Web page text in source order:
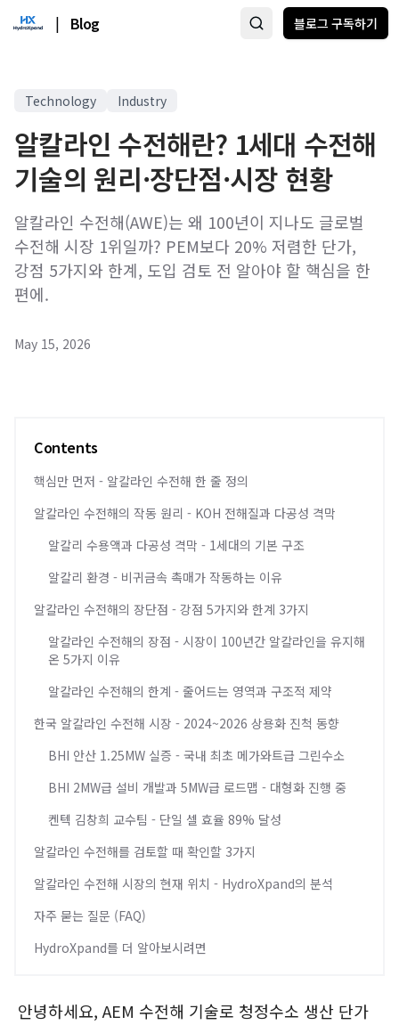
| Blog 블로그 구독하기
Technology Industry
알칼라인 수전해란? 1세대 수전해
기술의 원리·장단점·시장 현황
알칼라인 수전해(AWE)는 왜 100년이 지나도 글로벌
수전해 시장 1위일까? PEM보다 20% 저렴한 단가,
강점 5가지와 한계, 도입 검토 전 알아야 할 핵심을 한
편에.
May 15, 2026
Contents
핵심만 먼저 - 알칼라인 수전해 한 줄 정의
알칼라인 수전해의 작동 원리 - KOH 전해질과 다공성 격막
알칼리 수용액과 다공성 격막 - 1세대의 기본 구조
알칼리 환경 - 비귀금속 촉매가 작동하는 이유
알칼라인 수전해의 장단점 - 강점 5가지와 한계 3가지
알칼라인 수전해의 장점 - 시장이 100년간 알칼라인을 유지해
온 5가지 이유
알칼라인 수전해의 한계 - 줄어드는 영역과 구조적 제약
한국 알칼라인 수전해 시장 - 2024~2026 상용화 진척 동향
BHI 안산 1.25MW 실증 - 국내 최초 메가와트급 그린수소
BHI 2MW급 설비 개발과 5MW급 로드맵 - 대형화 진행 중
켄텍 김창희 교수팀 - 단일 셀 효율 89% 달성
알칼라인 수전해를 검토할 때 확인할 3가지
알칼라인 수전해 시장의 현재 위치 - HydroXpand의 분석
자주 묻는 질문 (FAQ)
HydroXpand를 더 알아보시려면
안녕하세요, AEM 수전해 기술로 청정수소 생산 단가